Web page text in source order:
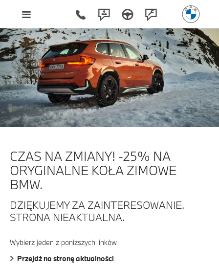
CZAS NA ZMIANY! -25% NA
ORYGINALNE KOŁA ZIMOWE
BMW.
DZIĘKUJEMY ZA ZAINTERESOWANIE.
STRONA NIEAKTUALNA.
Wybierz jeden z poniższych linków
Przejdź na stronę aktualności